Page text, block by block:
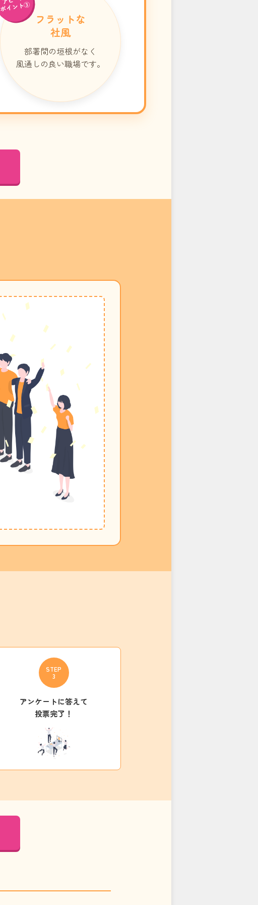
ポイント③
フラットな
社風
部署間の垣根がなく
風通しの良い職場です。
STEP
3
アンケートに答えて
投票完了！